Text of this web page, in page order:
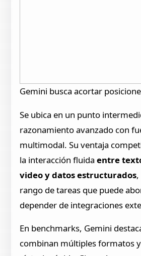
Gemini busca acortar
Se ubica en un punto
razonamiento avanzado con
multimodal. Su ventaja
la interacción fluidaentre
video y datos estructurados
rango de tareas que puede
depender de integraciones
En benchmarks, Gemini
combinan múltiples formatos